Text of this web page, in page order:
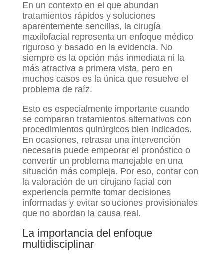
En un contexto en el que abundan
tratamientos rápidos y soluciones
aparentemente sencillas, la cirugía
maxilofacial representa un enfoque médico
riguroso y basado en la evidencia. No
siempre es la opción más inmediata ni la
más atractiva a primera vista, pero en
muchos casos es la única que resuelve el
problema de raíz.
Esto es especialmente importante cuando
se comparan tratamientos alternativos con
procedimientos quirúrgicos bien indicados.
En ocasiones, retrasar una intervención
necesaria puede empeorar el pronóstico o
convertir un problema manejable en una
situación más compleja. Por eso, contar con
la valoración de un cirujano facial con
experiencia permite tomar decisiones
informadas y evitar soluciones provisionales
que no abordan la causa real.
La importancia del enfoque
multidisciplinar